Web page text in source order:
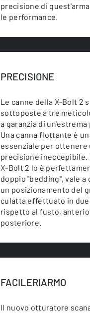
precisione di
le performance.
PRECISIONE
Le canne della X-Bolt 2
sottoposte a tre
a garanzia di
Una canna flottante è
essenziale per ottenere
precisione ineccepibile.
X-Bolt 2 lo è
doppio "bedding", vale a
un posizionamento del
culatta effettuato in
rispetto al fusto,
posteriore.
FACILERIARMO
Il nuovo otturatore